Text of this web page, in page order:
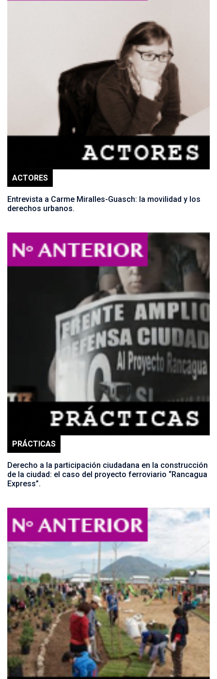
ACTORES
Entrevista a Carme Miralles-Guasch: la movilidad y los
derechos urbanos.
PRÁCTICAS
Derecho a la participación ciudadana en la construcción
de la ciudad: el caso del proyecto ferroviario “Rancagua
Express”.